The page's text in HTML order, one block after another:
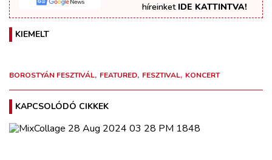
híreinket IDE KATTINTVA!
KIEMELT
BOROSTYÁN FESZTIVÁL FEATURED FESZTIVAL KONCERT
KAPCSOLÓDÓ CIKKEK